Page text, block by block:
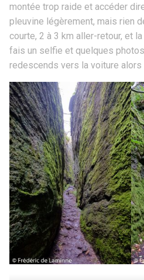
montée trop raide et accéder
pleuvine légèrement, mais rien
courte, 2 à 3 km aller-retour, et
fais un selfie et quelques
redescends vers la voiture alors